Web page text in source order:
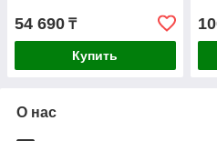
54 690 ₸
Купить
О нас